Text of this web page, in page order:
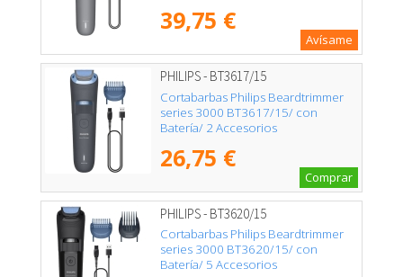
39,75 €
Avísame
PHILIPS - BT3617/15
Cortabarbas Philips Beardtrimmer
series 3000 BT3617/15/ con
Batería/ 2 Accesorios
26,75 €
Comprar
PHILIPS - BT3620/15
Cortabarbas Philips Beardtrimmer
series 3000 BT3620/15/ con
Batería/ 5 Accesorios